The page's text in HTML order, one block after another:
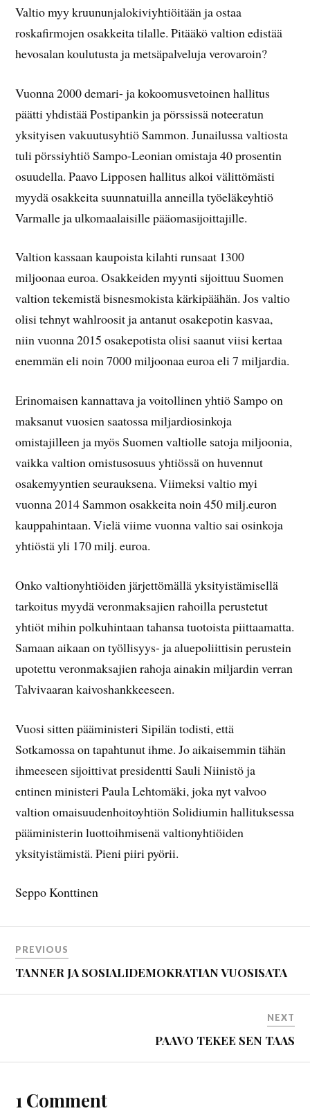
Valtio myy kruununjalokiviyhtiöitään ja ostaa
roskafirmojen osakkeita tilalle. Pitääkö valtion edistää
hevosalan koulutusta ja metsäpalveluja verovaroin?
Vuonna 2000 demari- ja kokoomusvetoinen hallitus
päätti yhdistää Postipankin ja pörssissä noteeratun
yksityisen vakuutusyhtiö Sammon. Junailussa valtiosta
tuli pörssiyhtiö Sampo-Leonian omistaja 40 prosentin
osuudella. Paavo Lipposen hallitus alkoi välittömästi
myydä osakkeita suunnatuilla anneilla työeläkeyhtiö
Varmalle ja ulkomaalaisille pääomasijoittajille.
Valtion kassaan kaupoista kilahti runsaat 1300
miljoonaa euroa. Osakkeiden myynti sijoittuu Suomen
valtion tekemistä bisnesmokista kärkipäähän. Jos valtio
olisi tehnyt wahlroosit ja antanut osakepotin kasvaa,
niin vuonna 2015 osakepotista olisi saanut viisi kertaa
enemmän eli noin 7000 miljoonaa euroa eli 7 miljardia.
Erinomaisen kannattava ja voitollinen yhtiö Sampo on
maksanut vuosien saatossa miljardiosinkoja
omistajilleen ja myös Suomen valtiolle satoja miljoonia,
vaikka valtion omistusosuus yhtiössä on huvennut
osakemyyntien seurauksena. Viimeksi valtio myi
vuonna 2014 Sammon osakkeita noin 450 milj.euron
kauppahintaan. Vielä viime vuonna valtio sai osinkoja
yhtiöstä yli 170 milj. euroa.
Onko valtionyhtiöiden järjettömällä yksityistämisellä
tarkoitus myydä veronmaksajien rahoilla perustetut
yhtiöt mihin polkuhintaan tahansa tuotoista piittaamatta.
Samaan aikaan on työllisyys- ja aluepoliittisin perustein
upotettu veronmaksajien rahoja ainakin miljardin verran
Talvivaaran kaivoshankkeeseen.
Vuosi sitten pääministeri Sipilän todisti, että
Sotkamossa on tapahtunut ihme. Jo aikaisemmin tähän
ihmeeseen sijoittivat presidentti Sauli Niinistö ja
entinen ministeri Paula Lehtomäki, joka nyt valvoo
valtion omaisuudenhoitoyhtiön Solidiumin hallituksessa
pääministerin luottoihmisenä valtionyhtiöiden
yksityistämistä. Pieni piiri pyörii.
Seppo Konttinen
PREVIOUS
TANNER JA SOSIALIDEMOKRATIAN VUOSISATA
NEXT
PAAVO TEKEE SEN TAAS
1 Comment